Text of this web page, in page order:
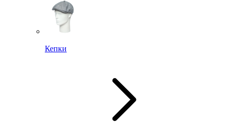
Кепки